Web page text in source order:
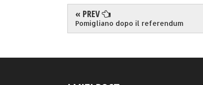
« PREV
Pomigliano dopo il referendum